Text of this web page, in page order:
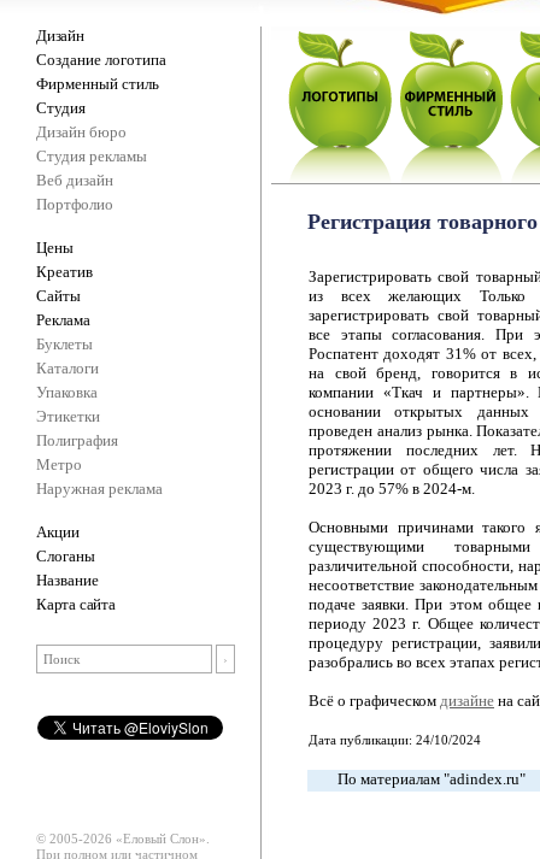
Дизайн
Создание логотипа
Фирменный стиль
Студия
Дизайн бюро
Студия рекламы
Веб дизайн
Портфолио
Цены
Креатив
Сайты
Реклама
Буклеты
Каталоги
Упаковка
Этикетки
Полиграфия
Метро
Наружная реклама
Акции
Слоганы
Название
Карта сайта
Регистрация
Зарегистрировать свой
из всех желающих
зарегистрировать свой
все этапы согласования. При
Роспатент доходят 31% от
на свой бренд, говорится в
компании «Ткач и партнеры».
основании открытых данных
проведен анализ рынка.
протяжении последних лет.
регистрации от общего числа
2023 г. до 57% в 2024-м.
Основными причинами такого
существующими
различительной способности,
несоответствие
подаче заявки. При этом общее
периоду 2023 г. Общее
процедуру регистрации,
разобрались во всех этапах
Всё о графическом дизайне на
Дата публикации: 24/10/2024
По материалам "adindex.ru"
© 2005-2026 «Еловый Cлон».
При полном или частичном